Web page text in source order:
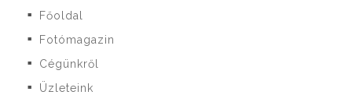
■ Főoldal
■ Fotómagazin
■ Cégünkről
■ Üzleteink